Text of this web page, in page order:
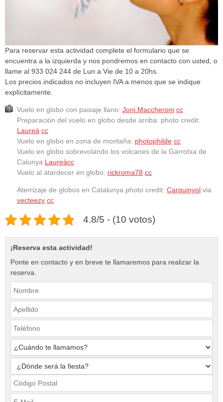
¡Reserva esta actividad!
Ponte en contacto y en breve te llamaremos para realizar la
reserva.
Para reservar esta actividad complete el formulario que se
encuentra a la izquierda y nos pondremos en contacto con usted, o
llame al 933 024 244 de Lun a Vie de 10 a 20hs.
Los precios indicados no incluyen IVA a menos que se indique
explícitamente.
Vuelo en globo con paisaje llano: Joni.Maccheroni cc
Preparación del vuelo en globo desde arriba: photo credit:
Laureà cc
Vuelo en globo en zona de montaña: photophilde cc
Vuelo en globo sobrevolando los volcanes de la Garrotxa de
Calunya Laureàcc
Vuelo al atardecer en globo: rickroma78 cc
Aterrizaje de globos en Catalunya photo credit: Carquinyol via
vecteezy cc
4.8/5 - (10 votos)